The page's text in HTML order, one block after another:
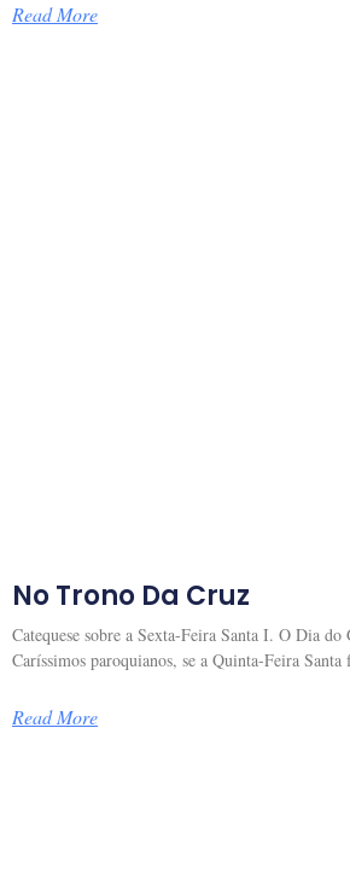
Read More
No Trono Da Cruz
Catequese sobre a Sexta-Feira Santa I. O Dia
Caríssimos paroquianos, se a Quinta-Feira
Read More